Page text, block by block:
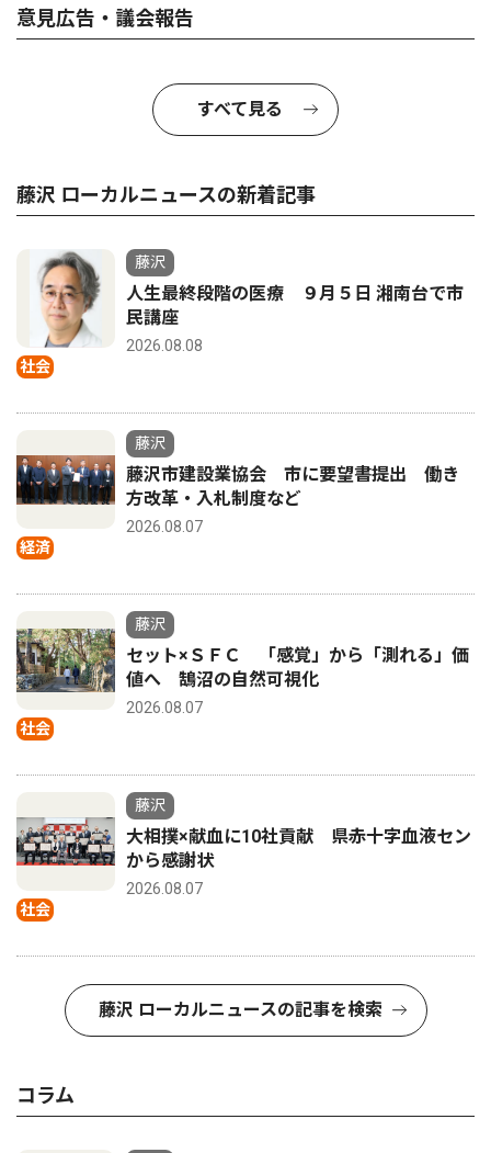
意見広告・議会報告
すべて見る
藤沢 ローカルニュースの新着記事
社会
藤沢
人生最終段階の医療 ９月５日 湘南台で市
民講座
2026.08.08
経済
藤沢
藤沢市建設業協会 市に要望書提出 働き
方改革・入札制度など
2026.08.07
社会
藤沢
セット×ＳＦＣ 「感覚」から「測れる」価
値へ 鵠沼の自然可視化
2026.08.07
社会
藤沢
大相撲×献血に10社貢献 県赤十字血液セン
から感謝状
2026.08.07
藤沢 ローカルニュースの記事を検索
コラム